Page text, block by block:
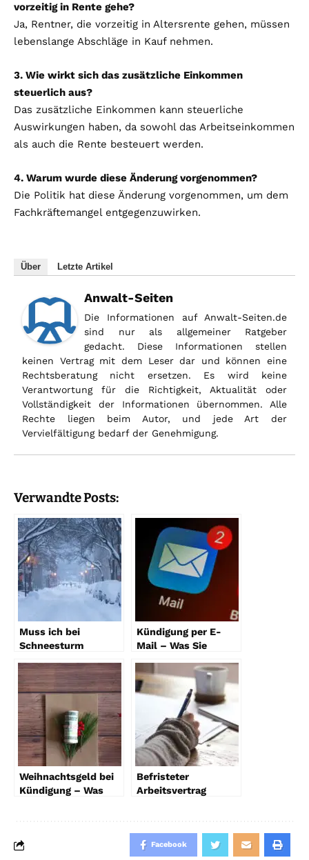
vorzeitig in Rente gehe?
Ja, Rentner, die vorzeitig in Altersrente gehen, müssen
lebenslange Abschläge in Kauf nehmen.
3. Wie wirkt sich das zusätzliche Einkommen
steuerlich aus?
Das zusätzliche Einkommen kann steuerliche
Auswirkungen haben, da sowohl das Arbeitseinkommen
als auch die Rente besteuert werden.
4. Warum wurde diese Änderung vorgenommen?
Die Politik hat diese Änderung vorgenommen, um dem
Fachkräftemangel entgegenzuwirken.
Über Letzte Artikel
Anwalt-Seiten
Die Informationen auf Anwalt-Seiten.de
sind nur als allgemeiner Ratgeber
gedacht. Diese Informationen stellen
keinen Vertrag mit dem Leser dar und können eine
Rechtsberatung nicht ersetzen. Es wird keine
Verantwortung für die Richtigkeit, Aktualität oder
Vollständigkeit der Informationen übernommen. Alle
Rechte liegen beim Autor, und jede Art der
Vervielfältigung bedarf der Genehmigung.
Verwandte Posts:
Muss ich bei
Schneesturm
Kündigung per E-
Mail – Was Sie
Weihnachtsgeld bei
Kündigung – Was
Befristeter
Arbeitsvertrag
für Arbeitnehmer
Facebook